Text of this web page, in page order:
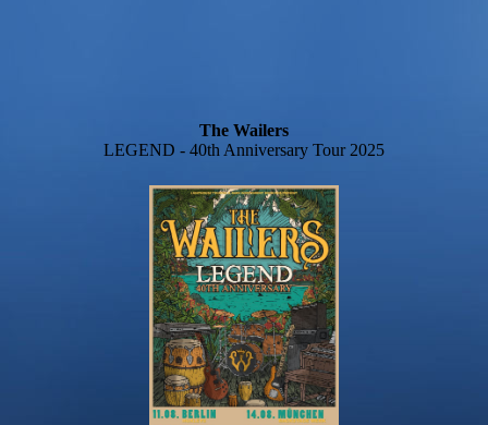
The Wailers
LEGEND - 40th Anniversary Tour 2025